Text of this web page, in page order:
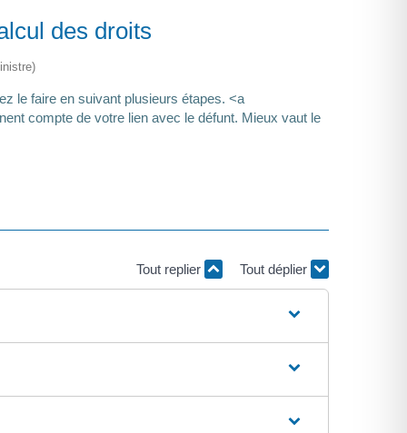
des droits
le faire en suivant plusieurs étapes. <a
compte de votre lien avec le défunt. Mieux vaut le
Tout replier Tout déplier